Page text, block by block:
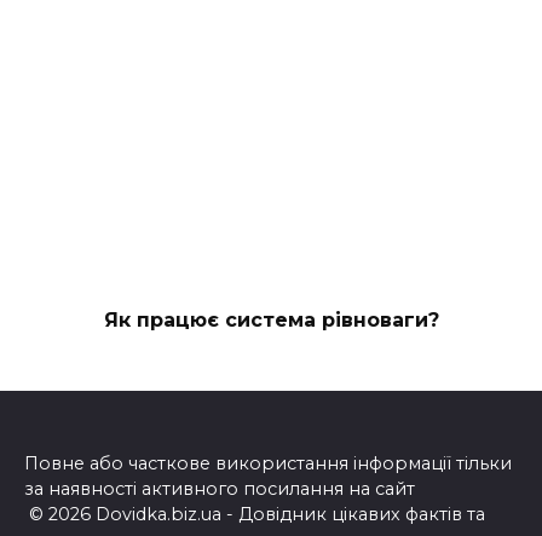
Як працює система рівноваги?
Повне або часткове використання інформації тільки
за наявності активного посилання на сайт
© 2026 Dovidka.biz.ua - Довідник цікавих фактів та